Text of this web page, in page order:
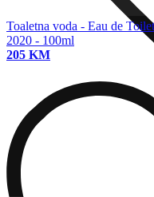
Toaletna voda - Eau de
2020 - 100ml
205 KM